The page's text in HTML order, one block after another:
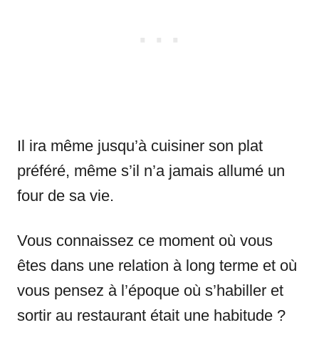
Il ira même jusqu’à cuisiner son plat
préféré, même s’il n’a jamais allumé un
four de sa vie.
Vous connaissez ce moment où vous
êtes dans une relation à long terme et où
vous pensez à l’époque où s’habiller et
sortir au restaurant était une habitude ?